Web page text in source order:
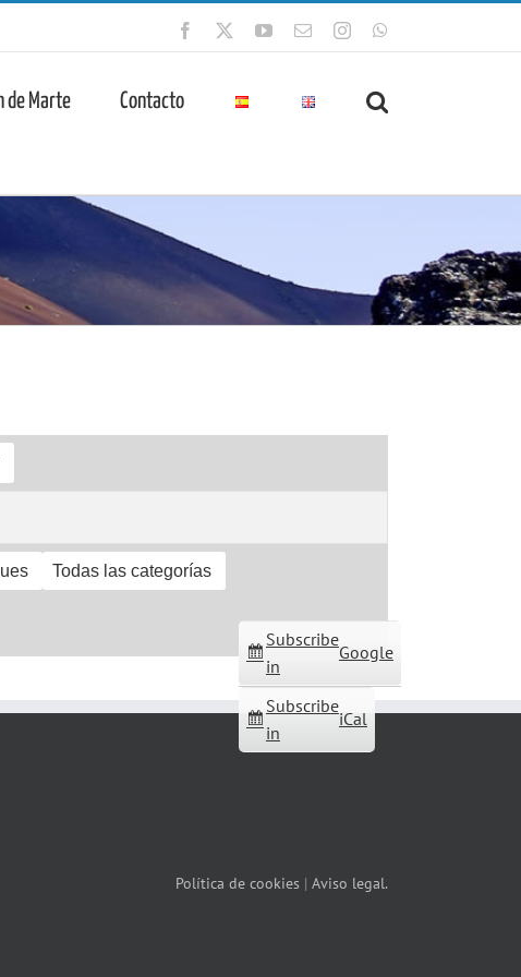
Facebook YouTube
CorreoInstagram
de Marte Contacto
Todas las categorías
Subscribe
in
Google
Subscribe
in
iCal
Política de cookies | Aviso legal.